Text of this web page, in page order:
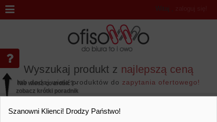
Wyszukaj produkt z najlepszą ceną
lub dodaj wiele produktów do zapytania ofertowego!
Witaj ,
Nie wiesz co zrobić? -
zobacz krótki poradnik
Szanowni Klienci! Drodzy Państwo!